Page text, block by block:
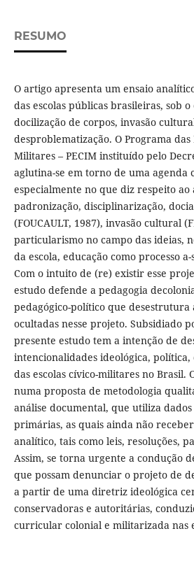
RESUMO
O artigo apresenta um ensaio
das escolas públicas brasileiras, sob
docilização de corpos, invasão
desproblematização. O Programa das
Militares – PECIM instituído pelo
aglutina-se em torno de uma agenda
especialmente no que diz respeito ao
padronização, disciplinarização,
(FOUCAULT, 1987), invasão cultural
particularismo no campo das ideias,
da escola, educação como processo
Com o intuito de (re) existir esse
estudo defende a pedagogia
pedagógico-político que desestrutura
ocultadas nesse projeto. Subsidiado
presente estudo tem a intenção de
intencionalidades ideológica,
das escolas cívico-militares no Brasil.
numa proposta de metodologia
análise documental, que utiliza
primárias, as quais ainda não
analítico, tais como leis, resoluções,
Assim, se torna urgente a condução
que possam denunciar o projeto de
a partir de uma diretriz ideológica
conservadoras e autoritárias,
curricular colonial e militarizada nas